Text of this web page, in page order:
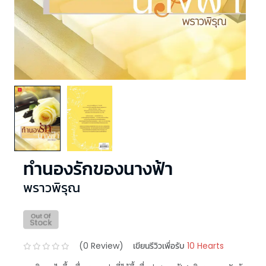
ทำนองรักของนางฟ้า
พราวพิรุณ
(0 Review) เขียนรีวิวเพื่อรับ 10 Hearts